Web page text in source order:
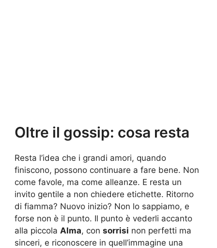
Oltre il gossip: cosa resta
Resta l’idea che i grandi amori, quando
finiscono, possono continuare a fare bene. Non
come favole, ma come alleanze. E resta un
invito gentile a non chiedere etichette. Ritorno
di fiamma? Nuovo inizio? Non lo sappiamo, e
forse non è il punto. Il punto è vederli accanto
alla piccola Alma, con sorrisi non perfetti ma
sinceri, e riconoscere in quell’immagine una